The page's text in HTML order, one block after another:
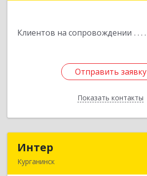
Клиентов на сопровождении
Отправить заявку
Показать контакты
Отправить заявку
Назад
Интер
Курганинск